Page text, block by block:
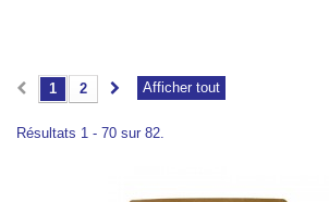
Afficher tout
1 2
Résultats 1 - 70 sur 82.